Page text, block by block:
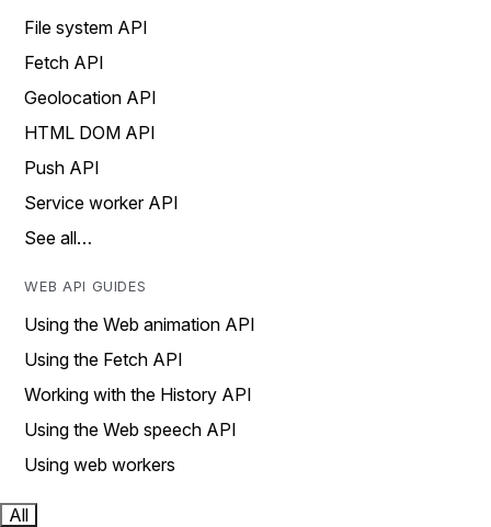
File system API
Fetch API
Geolocation API
HTML DOM API
Push API
Service worker API
See all…
WEB API GUIDES
Using the Web animation API
Using the Fetch API
Working with the History API
Using the Web speech API
Using web workers
All